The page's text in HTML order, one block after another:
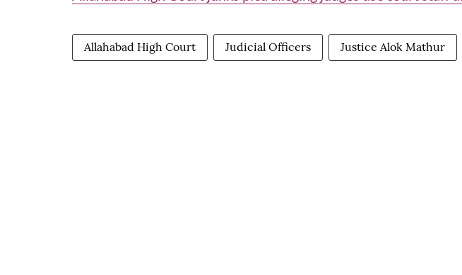
Allahabad High Court Judicial Officers Justice Alok Mathur